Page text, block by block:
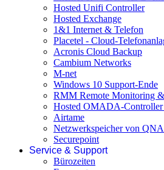
Hosted Unifi Controller
Hosted Exchange
1&1 Internet & Telefon
Placetel - Cloud-
Acronis Cloud Backup
Cambium Networks
M-net
Windows 10 Support-Ende
RMM Remote Monitoring
Hosted OMADA-
Airtame
Netzwerkspeicher von
Securepoint
Service & Support
Bürozeiten